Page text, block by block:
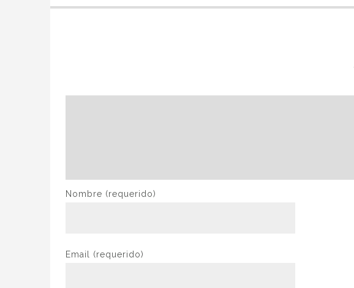
Nombre (requerido)
Email (requerido)